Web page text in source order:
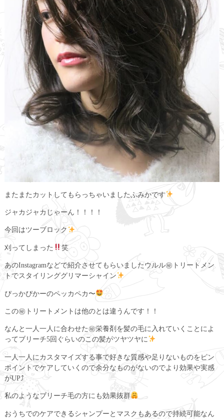
またまたカットしてもらっちゃいましたふみかです
ジャカジャカじゃーん！！！！
今回はツーブロック
刈ってしまった 笑
あのInstagramなどで紹介させてもらいましたウルル㊙︎トリートメン
トでスタイリンググリマーシャイン
ぴっかぴかーのペッカペカ〜
この㊙︎トリートメントは他のとは違うんです！！
なんと一人一人に合わせた㊙︎栄養剤を髪の毛に入れていくことによ
ってブリーチ5回ぐらいのこの髪がツヤツヤに
一人一人にカスタマイズする事で好きな質感や足りないものをピン
ポイントでケアしていくので余分なものがないのでより効果や実感
がUP⤴︎
私のようなブリーチ毛の方にも効果抜群
おうちでのケアできるシャンプーとマスクもあるので持続可能なん